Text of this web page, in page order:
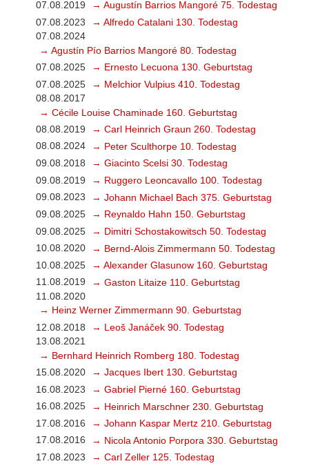
07.08.2019
→ Augustín Barrios Mangoré 75. Todestag
07.08.2023
→ Alfredo Catalani 130. Todestag
07.08.2024
→ Agustín Pío Barrios Mangoré 80. Todestag
07.08.2025
→ Ernesto Lecuona 130. Geburtstag
07.08.2025
→ Melchior Vulpius 410. Todestag
08.08.2017
→ Cécile Louise Chaminade 160. Geburtstag
08.08.2019
→ Carl Heinrich Graun 260. Todestag
08.08.2024
→ Peter Sculthorpe 10. Todestag
09.08.2018
→ Giacinto Scelsi 30. Todestag
09.08.2019
→ Ruggero Leoncavallo 100. Todestag
09.08.2023
→ Johann Michael Bach 375. Geburtstag
09.08.2025
→ Reynaldo Hahn 150. Geburtstag
09.08.2025
→ Dimitri Schostakowitsch 50. Todestag
10.08.2020
→ Bernd-Alois Zimmermann 50. Todestag
10.08.2025
→ Alexander Glasunow 160. Geburtstag
11.08.2019
→ Gaston Litaize 110. Geburtstag
11.08.2020
→ Heinz Werner Zimmermann 90. Geburtstag
12.08.2018
→ Leoš Janáček 90. Todestag
13.08.2021
→ Bernhard Heinrich Romberg 180. Todestag
15.08.2020
→ Jacques Ibert 130. Geburtstag
16.08.2023
→ Gabriel Pierné 160. Geburtstag
16.08.2025
→ Heinrich Marschner 230. Geburtstag
17.08.2016
→ Johann Kaspar Mertz 210. Geburtstag
17.08.2016
→ Nicola Antonio Porpora 330. Geburtstag
17.08.2023
→ Carl Zeller 125. Todestag